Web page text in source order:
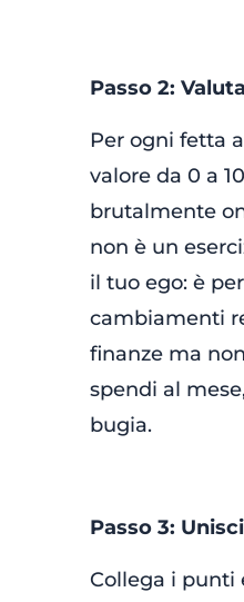
Passo 2:
Per ogni fetta
valore da 0 a
brutalmente
non è un
il tuo ego: è
cambiamenti
finanze ma
spendi al
bugia.
Passo 3:
Collega i punti